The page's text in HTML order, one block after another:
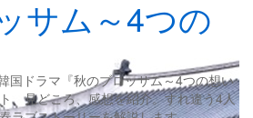
サム～4つの
国ドラマ『秋のブロッサム～4つの想い
、見どころ、感想を紹介。すれ違う4人